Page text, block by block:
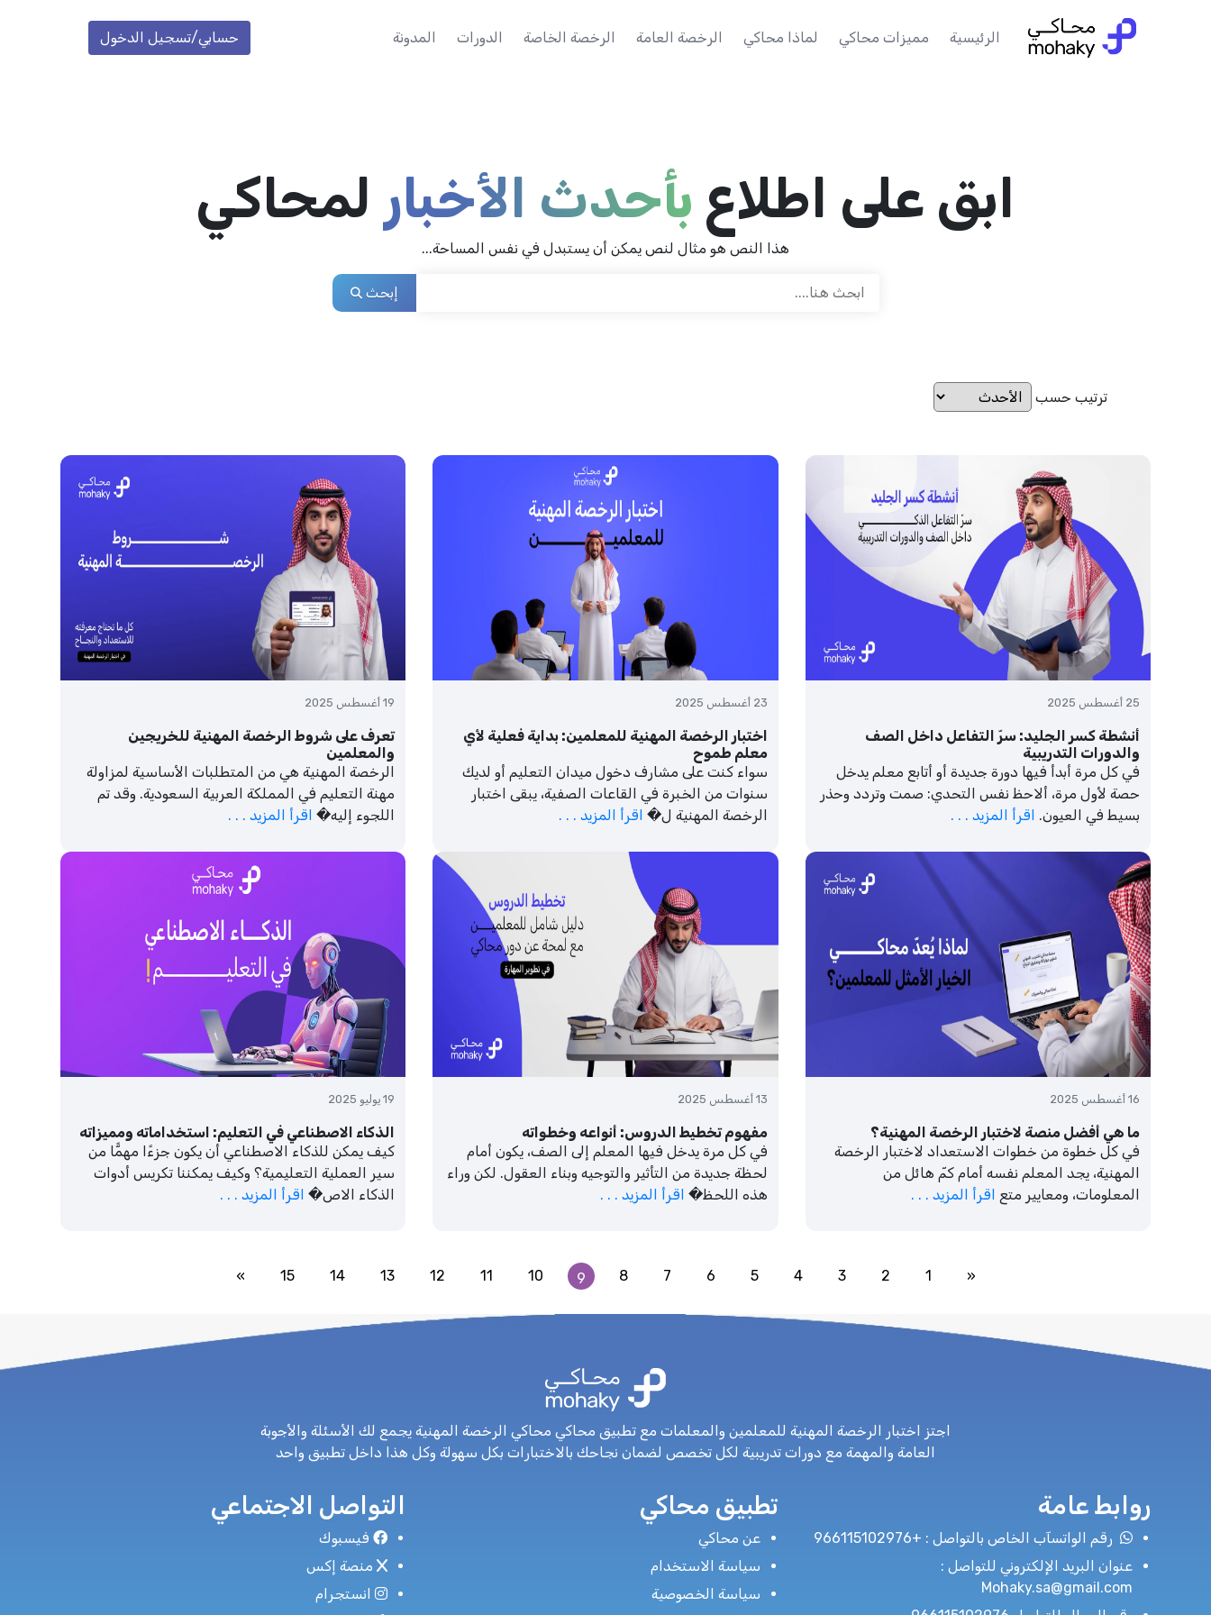
الرئيسية مميزات محاكي لماذا محاكي الرخصة العامة الرخصة الخاصة الدورات المدونة حسابي/تسجيل الدخول
ابق على اطلاع بأحدث الأخبار لمحاكي
هذا النص هو مثال لنص يمكن أن يستبدل في نفس المساحة...
إبحث
ترتيب حسب
25 أغسطس 2025
أنشطة كسر الجليد: سرّ التفاعل داخل الصف
والدورات التدريبية
في كل مرة أبدأ فيها دورة جديدة أو أتابع معلم يدخل
حصة لأول مرة، ألاحظ نفس التحدي: صمت وتردد وحذر
بسيط في العيون. اقرأ المزيد . . .
23 أغسطس 2025
اختبار الرخصة المهنية للمعلمين: بداية فعلية لأي
معلم طموح
سواء كنت على مشارف دخول ميدان التعليم أو لديك
سنوات من الخبرة في القاعات الصفية، يبقى اختبار
الرخصة المهنية ل� اقرأ المزيد . . .
19 أغسطس 2025
تعرف على شروط الرخصة المهنية للخريجين
والمعلمين
الرخصة المهنية هي من المتطلبات الأساسية لمزاولة
مهنة التعليم في المملكة العربية السعودية. وقد تم
اللجوء إليه� اقرأ المزيد . . .
16 أغسطس 2025
ما هي أفضل منصة لاختبار الرخصة المهنية؟
في كل خطوة من خطوات الاستعداد لاختبار الرخصة
المهنية، يجد المعلم نفسه أمام كمّ هائل من
المعلومات، ومعايير متع اقرأ المزيد . . .
13 أغسطس 2025
مفهوم تخطيط الدروس: أنواعه وخطواته
في كل مرة يدخل فيها المعلم إلى الصف، يكون أمام
لحظة جديدة من التأثير والتوجيه وبناء العقول. لكن وراء
هذه اللحظ� اقرأ المزيد . . .
19 يوليو 2025
الذكاء الاصطناعي في التعليم: استخداماته ومميزاته
كيف يمكن للذكاء الاصطناعي أن يكون جزءًا مهمًّا من
سير العملية التعليمية؟ وكيف يمكننا تكريس أدوات
الذكاء الاص� اقرأ المزيد . . .
«
1
2
3
4
5
6
7
8
9
10
11
12
13
14
15
»
اجتز اختبار الرخصة المهنية للمعلمين والمعلمات مع تطبيق محاكي محاكي الرخصة المهنية يجمع لك الأسئلة والأجوبة
العامة والمهمة مع دورات تدريبية لكل تخصص لضمان نجاحك بالاختبارات بكل سهولة وكل هذا داخل تطبيق واحد
روابط عامة
رقم الواتسآب الخاص بالتواصل : +966115102976
عنوان البريد الإلكتروني للتواصل :
Mohaky.sa@gmail.com
تطبيق محاكي
عن محاكي
سياسة الاستخدام
سياسة الخصوصية
التواصل الاجتماعي
فيسبوك
منصة إكس
انستجرام